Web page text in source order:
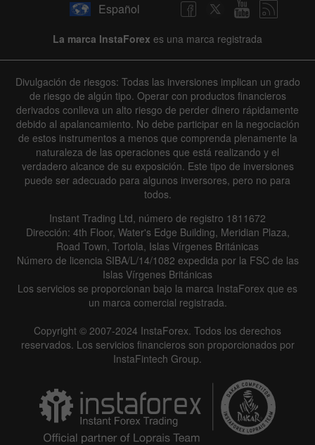
Español
La marca InstaForex es una marca registrada
Divulgación de riesgos: Todas las inversiones implican un grado
de riesgo de algún tipo. Operar con productos financieros
derivados conlleva un alto riesgo de perder dinero rápidamente
debido al apalancamiento. No debe participar en la negociación
de estos instrumentos a menos que comprenda plenamente la
naturaleza de las operaciones que está realizando y el
verdadero alcance de su exposición. Este tipo de inversiones
puede ser adecuado para algunos inversores, pero no para
todos.
Instant Trading Ltd, número de registro 1811672
Dirección: 4th Floor, Water's Edge Building, Meridian Plaza,
Road Town, Tortola, Islas Vírgenes Británicas
Número de licencia SIBA/L/14/1082 expedida por la FSC de las
Islas Vírgenes Británicas
Los servicios se proporcionan bajo la marca InstaForex que es
un marca comercial registrada.
Copyright © 2007-2024 InstaForex. Todos los derechos
reservados. Los servicios financieros son proporcionados por
InstaFintech Group.